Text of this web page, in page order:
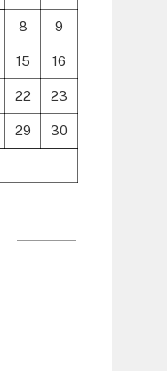
8 9
15 16
22 23
29 30